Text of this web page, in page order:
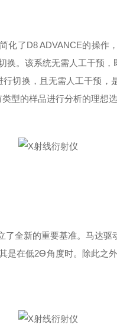
化了D8 ADVANCE的操作
。该系统无需人工干预
切换，且无需人工干预，
型的样品进行分析的理想选
全新的重要基准。马达
在低2Ɵ角度时。除此之